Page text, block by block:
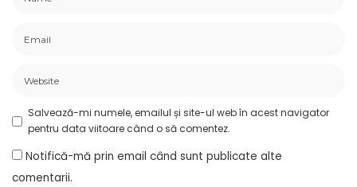
Salvează-mi numele, emailul și site-ul web în acest navigator
pentru data viitoare când o să comentez.
Notifică-mă prin email când sunt publicate alte
comentarii.